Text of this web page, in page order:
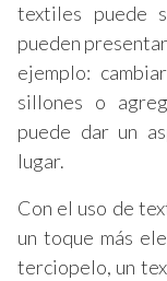
textiles puede
pueden
ejemplo:
sillones o
puede dar un
lugar.
Con el uso de
un toque más
terciopelo, un